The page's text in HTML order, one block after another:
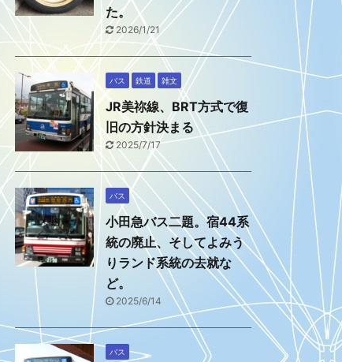
た。
2026/1/21
バス 鉄道 雑文
JR美祢線、BRT方式で復
旧の方針決まる
2025/7/17
バス
小田急バス二題。宿44系
統の廃止、そしてよみう
りランド系統の去就な
ど。
2025/6/14
バス